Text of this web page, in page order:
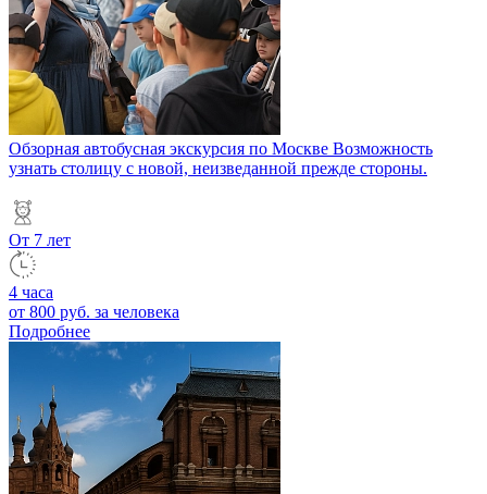
Обзорная автобусная экскурсия по Москве Возможность
узнать столицу с новой, неизведанной прежде стороны.
От 7 лет
4 часа
от 800 руб. за человека
Подробнее